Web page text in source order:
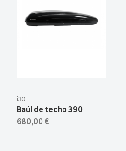
i30
Baúl de techo 390
680,00 €